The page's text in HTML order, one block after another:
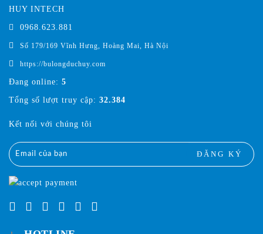
HUY INTECH
0968.623.881
Số 179/169 Vĩnh Hưng, Hoàng Mai, Hà Nội
https://bulongduchuy.com
Đang online: 5
Tổng số lượt truy cập: 32.384
Kết nối với chúng tôi
ĐĂNG KÝ